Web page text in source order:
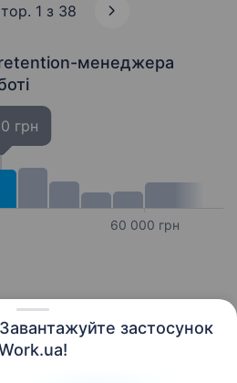
застосунок
1 з 38
менеджера
грн
60 000 грн